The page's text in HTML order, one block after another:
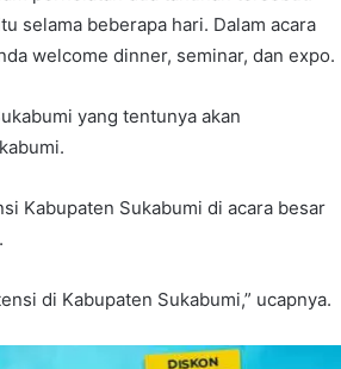
selama beberapa hari. Dalam acara
welcome dinner, seminar, dan expo.
yang tentunya akan
Kabupaten Sukabumi di acara besar
di Kabupaten Sukabumi,” ucapnya.